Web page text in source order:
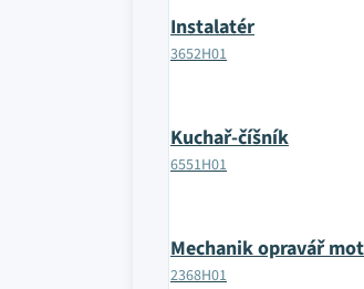
Instalatér
3652H01
Kuchař-číšník
6551H01
Mechanik opravář
2368H01